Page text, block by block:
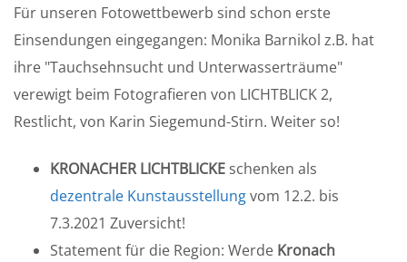
Für unseren Fotowettbewerb sind schon erste
Einsendungen eingegangen: Monika Barnikol z.B. hat
ihre "Tauchsehnsucht und Unterwasserträume"
verewigt beim Fotografieren von LICHTBLICK 2,
Restlicht, von Karin Siegemund-Stirn. Weiter so!
KRONACHER LICHTBLICKE schenken als
dezentrale Kunstausstellungvom 12.2. bis
7.3.2021 Zuversicht!
Statement für die Region: Werde Kronach